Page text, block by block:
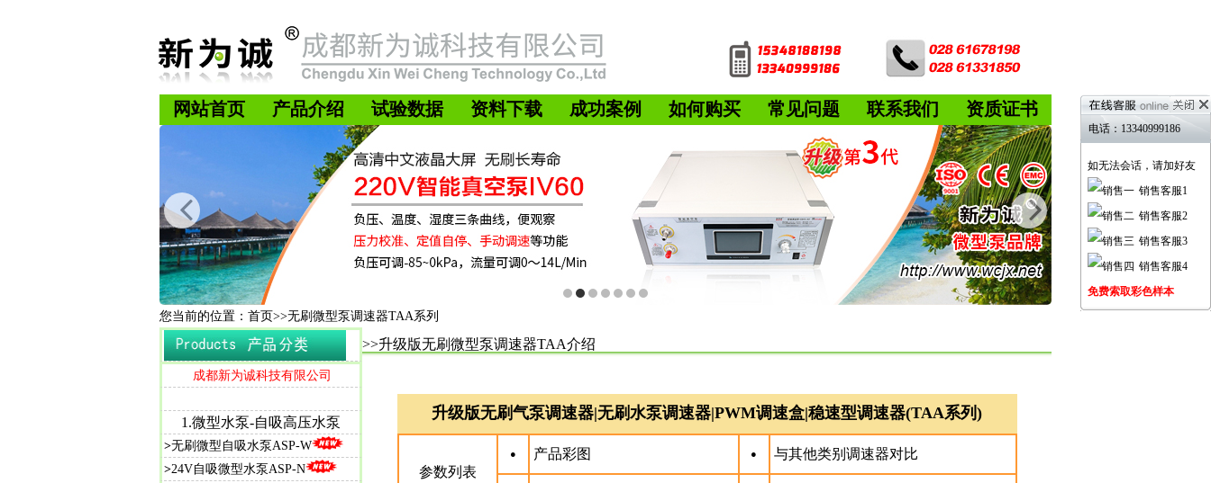
电话：13340999186
如无法会话，请加好友
销售客服1
销售客服2
销售客服3
销售客服4
免费索取彩色样本
网站首页 产品介绍 试验数据 资料下载 成功案例 如何购买 常见问题 联系我们 资质证书
您当前的位置：首页>>无刷微型泵调速器TAA系列
>>升级版无刷微型泵调速器TAA介绍
成都新为诚科技有限公司
升级版无刷气泵调速器|无刷水泵调速器|PWM调速盒|稳速型调速器(TAA系列)
参数列表
● 产品彩图 ● 与其他类别调速器对比
1.微型水泵-自吸高压水泵
>无刷微型自吸水泵ASP-W
>24V自吸微型水泵ASP-N